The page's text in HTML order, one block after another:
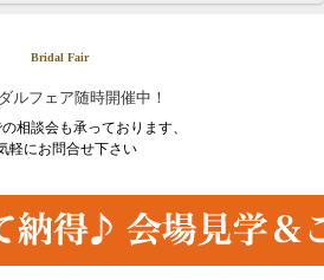
Bridal Fair
ルフェア随時開催中！
相談会も承っております、
軽にお問合せ下さい